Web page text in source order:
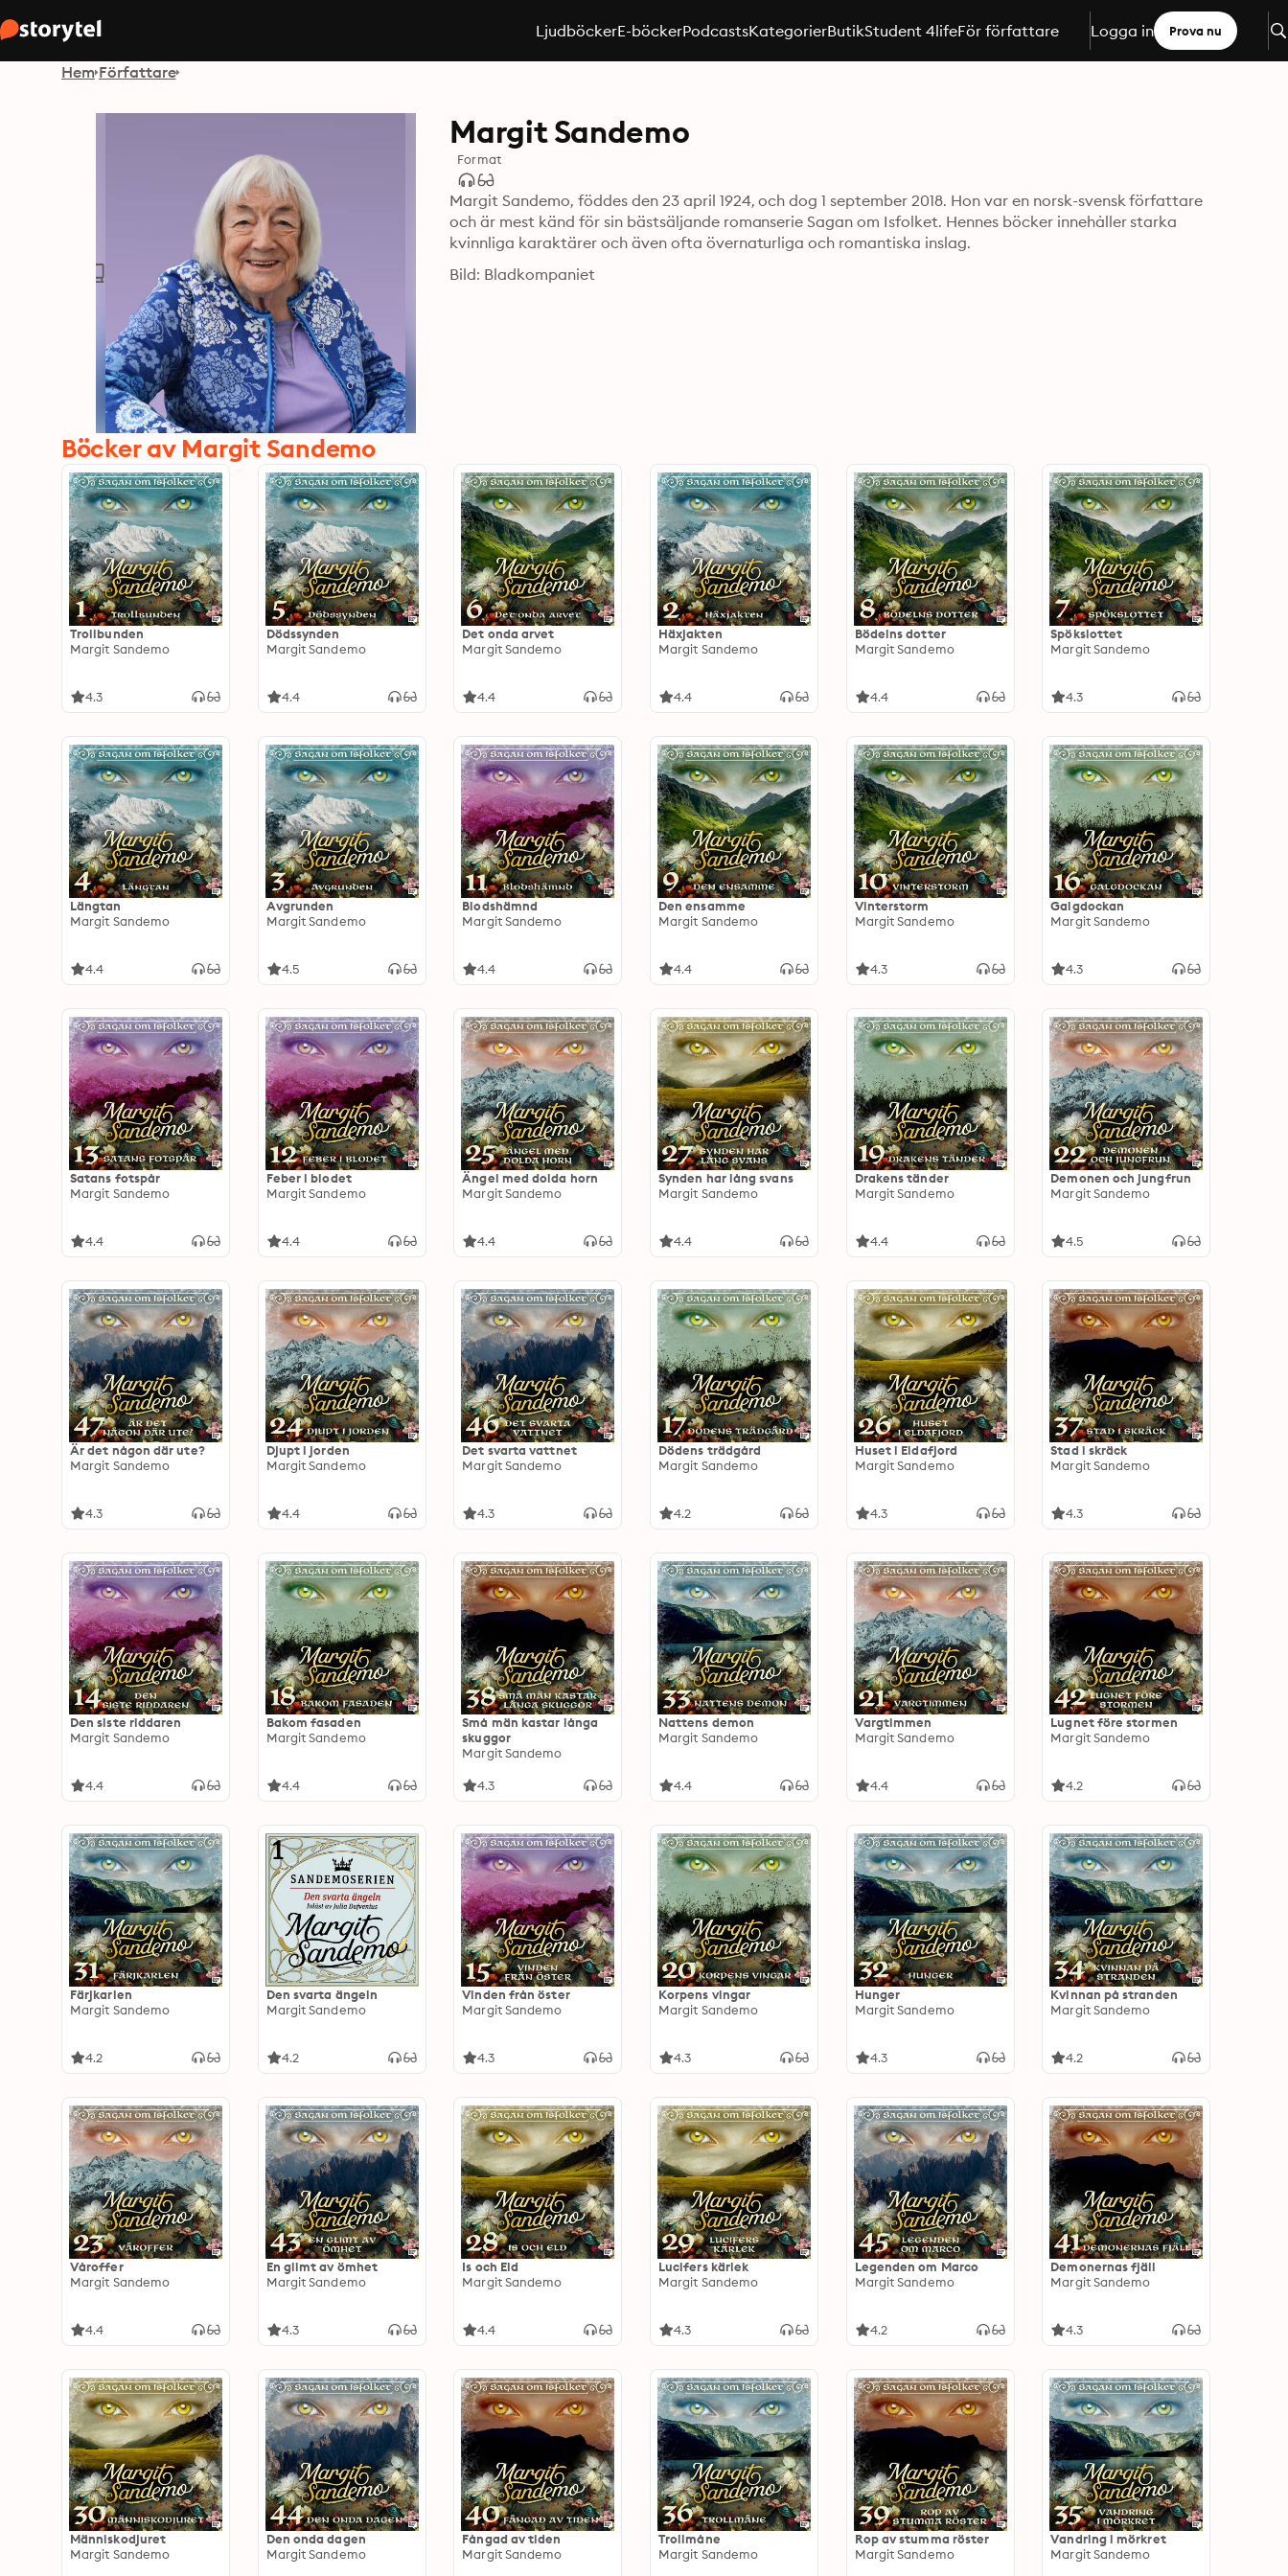
LjudböckerE-böckerPodcastsKategorierButikStudent 4lifeFör författare Logga in Prova nu
Hem Författare
Margit Sandemo
Format
Margit Sandemo, föddes den 23 april 1924, och dog 1 september 2018. Hon var en norsk-svensk författare
och är mest känd för sin bästsäljande romanserie Sagan om Isfolket. Hennes böcker innehåller starka
kvinnliga karaktärer och även ofta övernaturliga och romantiska inslag.
Bild: Bladkompaniet
Böcker av Margit Sandemo
Trollbunden
Margit Sandemo
4.3
Dödssynden
Margit Sandemo
4.4
Det onda arvet
Margit Sandemo
4.4
Häxjakten
Margit Sandemo
4.4
Bödelns dotter
Margit Sandemo
4.4
Spökslottet
Margit Sandemo
4.3
Längtan
Margit Sandemo
4.4
Avgrunden
Margit Sandemo
4.5
Blodshämnd
Margit Sandemo
4.4
Den ensamme
Margit Sandemo
4.4
Vinterstorm
Margit Sandemo
4.3
Galgdockan
Margit Sandemo
4.3
Satans fotspår
Margit Sandemo
4.4
Feber i blodet
Margit Sandemo
4.4
Ängel med dolda horn
Margit Sandemo
4.4
Synden har lång svans
Margit Sandemo
4.4
Drakens tänder
Margit Sandemo
4.4
Demonen och jungfrun
Margit Sandemo
4.5
Är det någon där ute?
Margit Sandemo
4.3
Djupt i jorden
Margit Sandemo
4.4
Det svarta vattnet
Margit Sandemo
4.3
Dödens trädgård
Margit Sandemo
4.2
Huset i Eldafjord
Margit Sandemo
4.3
Stad i skräck
Margit Sandemo
4.3
Den siste riddaren
Margit Sandemo
4.4
Bakom fasaden
Margit Sandemo
4.4
Små män kastar långa
skuggor
Margit Sandemo
4.3
Nattens demon
Margit Sandemo
4.4
Vargtimmen
Margit Sandemo
4.4
Lugnet före stormen
Margit Sandemo
4.2
Färjkarlen
Margit Sandemo
4.2
Den svarta ängeln
Margit Sandemo
4.2
Vinden från öster
Margit Sandemo
4.3
Korpens vingar
Margit Sandemo
4.3
Hunger
Margit Sandemo
4.3
Kvinnan på stranden
Margit Sandemo
4.2
Våroffer
Margit Sandemo
4.4
En glimt av ömhet
Margit Sandemo
4.3
Is och Eld
Margit Sandemo
4.4
Lucifers kärlek
Margit Sandemo
4.3
Legenden om Marco
Margit Sandemo
4.2
Demonernas fjäll
Margit Sandemo
4.3
Människodjuret
Margit Sandemo
Den onda dagen
Margit Sandemo
Fångad av tiden
Margit Sandemo
Trollmåne
Margit Sandemo
Rop av stumma röster
Margit Sandemo
Vandring i mörkret
Margit Sandemo